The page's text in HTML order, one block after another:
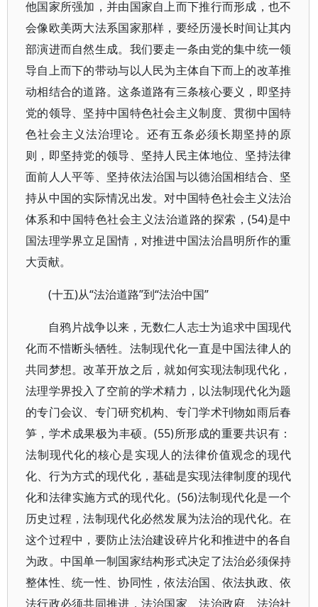
他国家所强加，并由国家自上而下推行而形成，也不
会像欧美两大法系国家那样，要经历漫长时间让其内
部演进而自然生成。我们要走一条由党的集中统一领
导自上而下的带动与以人民为主体自下而上的改革推
动相结合的道路。这条道路有三条核心要义，即坚持
党的领导、坚持中国特色社会主义制度、贯彻中国特
色社会主义法治理论。还有五条必须长期坚持的原
则，即坚持党的领导、坚持人民主体地位、坚持法律
面前人人平等、坚持依法治国与以德治国相结合、坚
持从中国的实际情况出发。对中国特色社会主义法治
体系和中国特色社会主义法治道路的探索，(54)是中
国法理学界立足国情，对推进中国法治昌明所作的重
大贡献。
(十五)从“法治道路”到“法治中国”
自鸦片战争以来，无数仁人志士为追求中国现代
化而不惜断头牺牲。法制现代化一直是中国法律人的
共同梦想。改革开放之后，就如何实现法制现代化，
法理学界投入了空前的学术精力，以法制现代化为题
的专门会议、专门研究机构、专门学术刊物如雨后春
笋，学术成果极为丰硕。(55)所形成的重要共识有：
法制现代化的核心是实现人的法律价值观念的现代
化、行为方式的现代化，基础是实现法律制度的现代
化和法律实施方式的现代化。(56)法制现代化是一个
历史过程，法制现代化必然发展为法治的现代化。在
这个过程中，要防止法治建设碎片化和推进中的各自
为政。中国单一制国家结构形式决定了法治必须保持
整体性、统一性、协同性，依法治国、依法执政、依
法行政必须共同推进，法治国家、法治政府、法治社